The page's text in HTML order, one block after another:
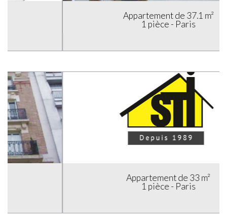
Appartement de 37.1 m²
Appartement de 33 m²